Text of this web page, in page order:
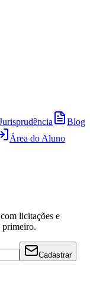
Blog
Área do Aluno
licitações e
primeiro.
Cadastrar